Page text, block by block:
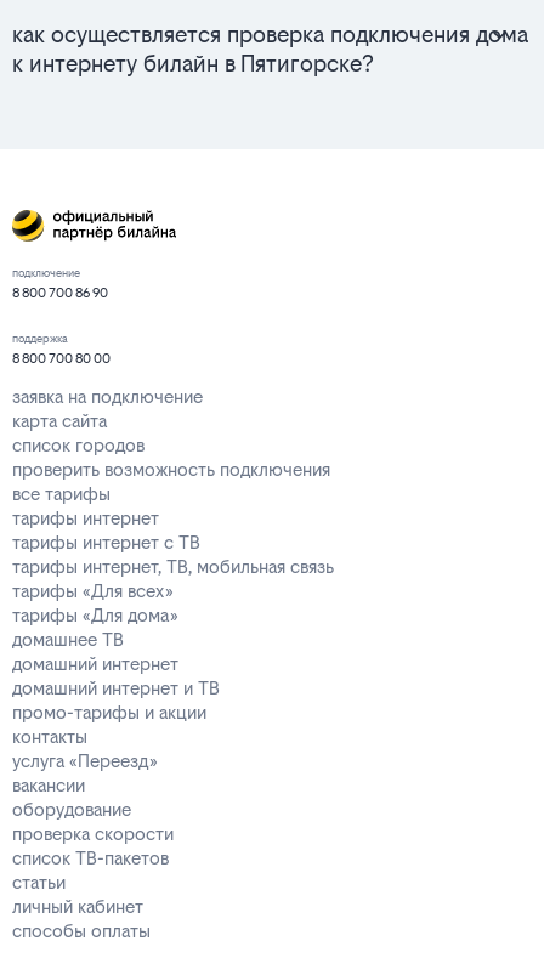
как осуществляется проверка подключения дома
к интернету билайн в Пятигорске?
подключение
8 800 700 86 90
поддержка
8 800 700 80 00
заявка на подключение
карта сайта
список городов
проверить возможность подключения
все тарифы
тарифы интернет
тарифы интернет с ТВ
тарифы интернет, ТВ, мобильная связь
тарифы «Для всех»
тарифы «Для дома»
домашнее ТВ
домашний интернет
домашний интернет и ТВ
промо-тарифы и акции
контакты
услуга «Переезд»
вакансии
оборудование
проверка скорости
список ТВ-пакетов
статьи
личный кабинет
способы оплаты